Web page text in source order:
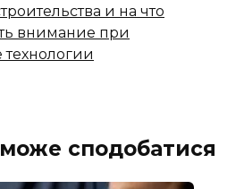
и на что
внимание при
сподобатися